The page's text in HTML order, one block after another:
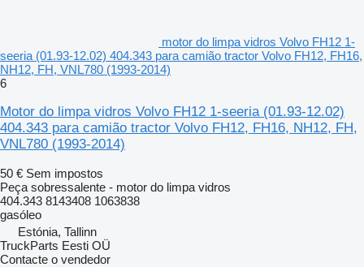
motor do limpa vidros Volvo FH12 1-
seeria (01.93-12.02) 404.343 para camião tractor Volvo FH12, FH16,
NH12, FH, VNL780 (1993-2014)
6
Motor do limpa vidros Volvo FH12 1-seeria (01.93-12.02)
404.343 para camião tractor Volvo FH12, FH16, NH12, FH,
VNL780 (1993-2014)
50 € Sem impostos
Peça sobressalente - motor do limpa vidros
404.343 8143408 1063838
gasóleo
Estónia, Tallinn
TruckParts Eesti OÜ
Contacte o vendedor